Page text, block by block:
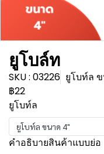
ยูโบล์ท
SKU : 03226 ยูโบท์ล
฿22
ยูโบท์ล
ยูโบท์ล ขนาด 4"
คำอธิบายสินค้าแบบย่อ